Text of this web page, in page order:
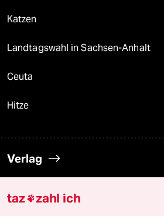
Katzen
Landtagswahl in Sachsen-Anhalt
Ceuta
Hitze
Verlag
Aktuelles
taz zahl ich